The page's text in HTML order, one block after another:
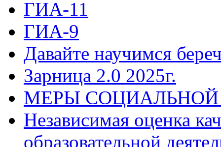
ГИА-11
ГИА-9
Давайте научимся
Зарница 2.0 2025г.
МЕРЫ
Независимая оценка
образовательной